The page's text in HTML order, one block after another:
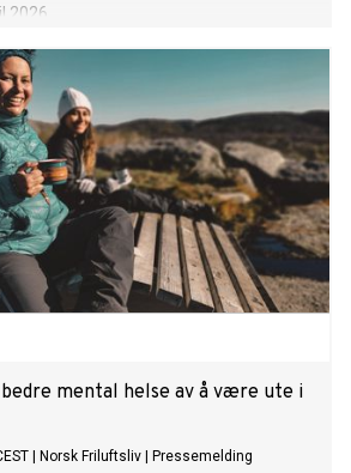
2026.
mental helse av å være ute i
Norsk Friluftsliv Pressemelding